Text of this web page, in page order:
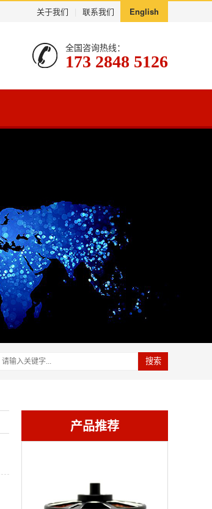
关于我们 联系我们 English
全国咨询热线：
173 2848 5126
搜索
产品推荐